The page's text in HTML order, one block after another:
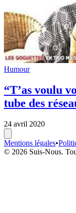
Humour
“T’as voulu
tube des
24 avril 2020
Mentions légales•
© 2026 Suis-Nous.